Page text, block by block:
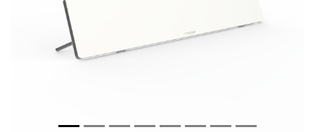
Vorige